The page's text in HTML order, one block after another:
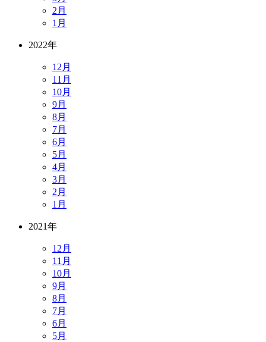
2月
1月
2022年
12月
11月
10月
9月
8月
7月
6月
5月
4月
3月
2月
1月
2021年
12月
11月
10月
9月
8月
7月
6月
5月